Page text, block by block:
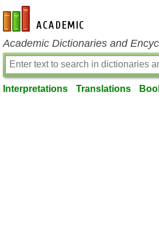
en-academic.com
Academic Dictionaries and
Interpretations Translations